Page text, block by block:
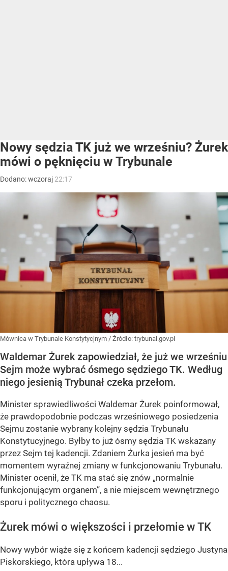
Nowy sędzia TK już we wrześniu? Żurek
mówi o pęknięciu w Trybunale
Dodano:wczoraj 22:17
Mównica w Trybunale Konstytycjnym / Źródło: trybunal.gov.pl
Waldemar Żurek zapowiedział, że już we wrześniu
Sejm może wybrać ósmego sędziego TK. Według
niego jesienią Trybunał czeka przełom.
Minister sprawiedliwości Waldemar Żurek poinformował,
że prawdopodobnie podczas wrześniowego posiedzenia
Sejmu zostanie wybrany kolejny sędzia Trybunału
Konstytucyjnego. Byłby to już ósmy sędzia TK wskazany
przez Sejm tej kadencji. Zdaniem Żurka jesień ma być
momentem wyraźnej zmiany w funkcjonowaniu Trybunału.
Minister ocenił, że TK ma stać się znów „normalnie
funkcjonującym organem”, a nie miejscem wewnętrznego
sporu i politycznego chaosu.
Żurek mówi o większości i przełomie w TK
Nowy wybór wiąże się z końcem kadencji sędziego Justyna
Piskorskiego, która upływa 18...